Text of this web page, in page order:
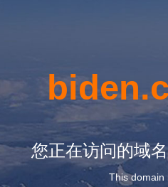
您正在访问的域
This domain